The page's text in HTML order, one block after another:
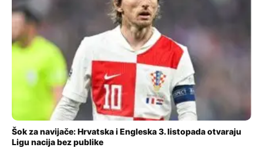
Šok za navijače: Hrvatska i Engleska 3. listopada otvaraju
Ligu nacija bez publike